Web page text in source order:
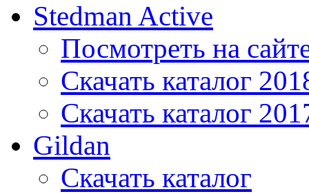
Stedman Active
Посмотреть на
Скачать каталог
Скачать каталог
Gildan
Скачать каталог